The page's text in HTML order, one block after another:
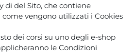
di del Sito, che contiene
vengono utilizzati i Cookies
dei corsi su uno degli e-shop
le Condizioni